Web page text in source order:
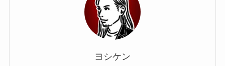
ヨシケン